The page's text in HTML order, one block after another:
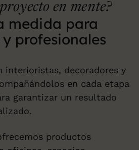
medida para
profesionales
en mente?
interioristas, decoradores y
en cada etapa
garantizar un resultado
productos